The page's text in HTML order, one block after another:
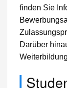
finden Sie
Darüber